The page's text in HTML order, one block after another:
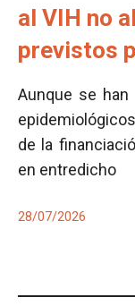
al VIH no
previstos
Aunque se
de la
en entredicho
28/07/2026